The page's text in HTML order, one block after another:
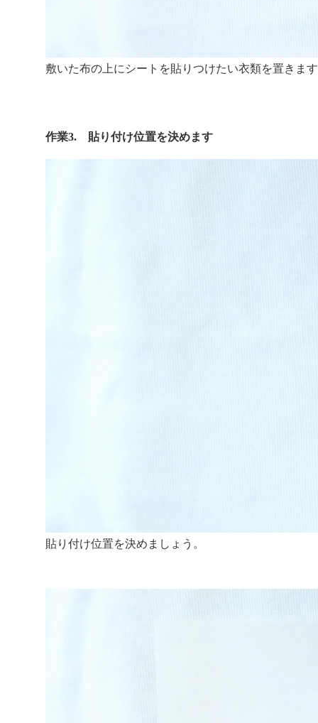
敷いた布の上にシートを貼りつけたい衣類を置きま
作業3. 貼り付け位置を決めます
貼り付け位置を決めましょう。